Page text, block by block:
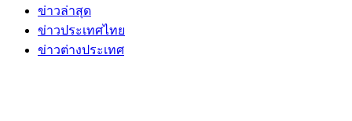
ข่าวล่าสุด
ข่าวประเทศไทย
ข่าวต่างประเทศ